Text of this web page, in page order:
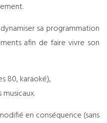
sa programmation
afin de faire vivre son
80, karaoké),
en conséquence (sans